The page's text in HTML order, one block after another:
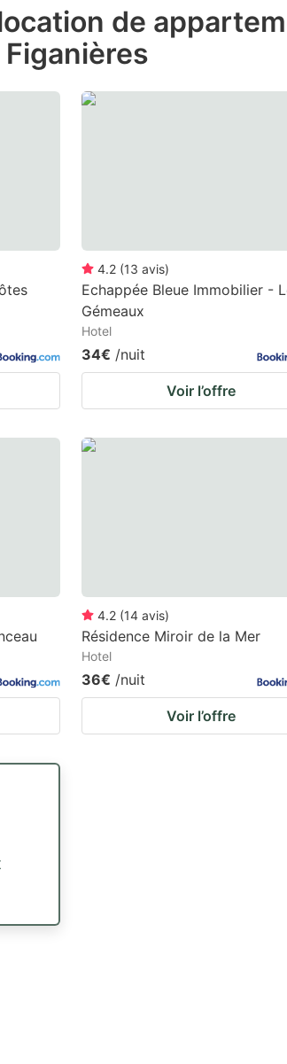
de
4.2 (13 avis)
Echappée Bleue Immobilier -
Gémeaux
Hotel
34€ /nuit
Voir l’offre
4.2 (14 avis)
Résidence Miroir de la Mer
Hotel
36€ /nuit
Voir l’offre